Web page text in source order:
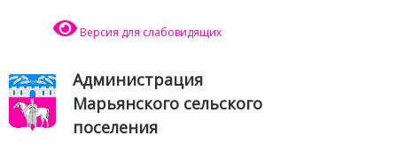
Версия для слабовидящих
Администрация
Марьянского сельского
поселения